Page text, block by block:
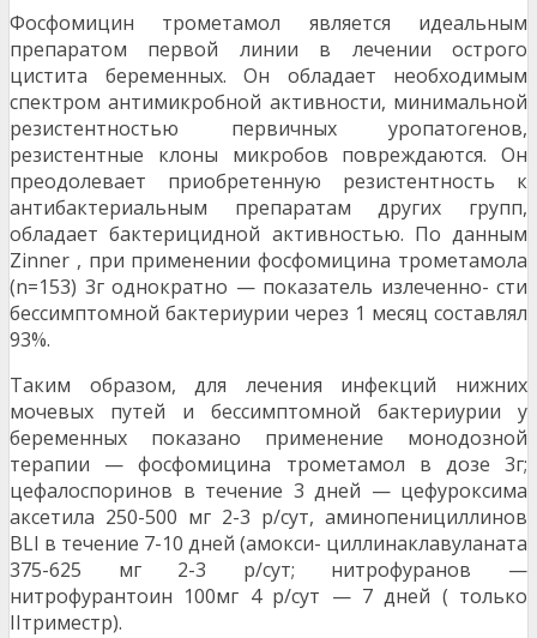
Фосфомицин трометамол является идеальным
препаратом первой линии в лечении острого
цистита беременных. Он обладает необходимым
спектром антимикробной активности, минимальной
резистентностью первичных уропатогенов,
резистентные клоны микробов повреждаются. Он
преодолевает приобретенную резистентность к
антибактериальным препаратам других групп,
обладает бактерицидной активностью. По данным
Zinner , при применении фосфомицина трометамола
(n=153) 3г однократно — показатель излеченно- сти
бессимптомной бактериурии через 1 месяц составлял
93%.
Таким образом, для лечения инфекций нижних
мочевых путей и бессимптомной бактериурии у
беременных показано применение монодозной
терапии — фосфомицина трометамол в дозе 3г;
цефалоспоринов в течение 3 дней — цефуроксима
аксетила 250-500 мг 2-3 р/сут, аминопенициллинов
BLI в течение 7-10 дней (амокси- циллинаклавуланата
375-625 мг 2-3 р/сут; нитрофуранов —
нитрофурантоин 100мг 4 р/сут — 7 дней ( только
IIтриместр).